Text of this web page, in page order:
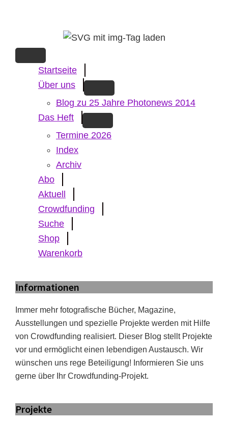
content
Startseite
Über uns
Blog zu 25 Jahre Photonews 2014
Das Heft
Termine 2026
Index
Archiv
Abo
Aktuell
Crowdfunding
Suche
Shop
Warenkorb
Informationen
Immer mehr fotografische Bücher, Magazine,
Ausstellungen und spezielle Projekte werden mit Hilfe
von Crowdfunding realisiert. Dieser Blog stellt Projekte
vor und ermöglicht einen lebendigen Austausch. Wir
wünschen uns rege Beteiligung! Informieren Sie uns
gerne über Ihr Crowdfunding-Projekt.
Projekte